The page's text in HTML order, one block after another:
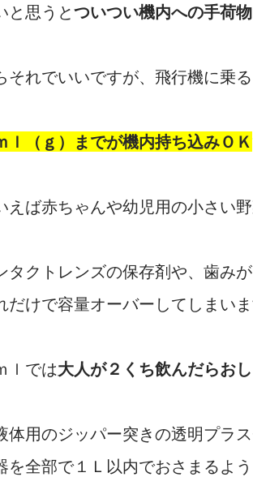
と思うとついつい機内への手荷
それでいいですが、飛行機に乗
ｌ（ｇ）までが機内持ち込みＯＫ
えば赤ちゃんや幼児用の小さい
タクトレンズの保存剤や、歯み
けで容量オーバーしてしまいま
ｌでは大人が２くち飲んだらお
体用のジッパー突きの透明プラ
を全部で１Ｌ以内でおさまるよう